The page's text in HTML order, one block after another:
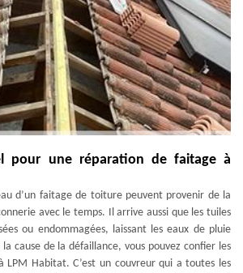
pour une réparation de faitage à
d’un faitage de toiture peuvent provenir de la
avec le temps. Il arrive aussi que les tuiles
ou endommagées, laissant les eaux de pluie
cause de la défaillance, vous pouvez confier les
LPM Habitat. C’est un couvreur qui a toutes les